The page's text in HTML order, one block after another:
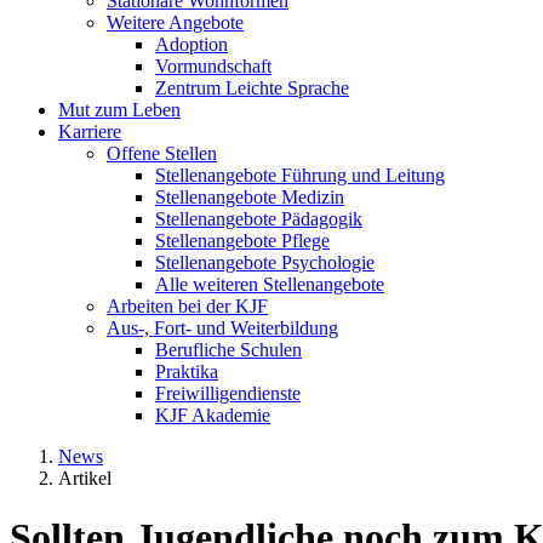
Weitere Angebote
Adoption
Vormundschaft
Zentrum Leichte Sprache
Mut zum Leben
Karriere
Offene Stellen
Stellenangebote Führung und Leitung
Stellenangebote Medizin
Stellenangebote Pädagogik
Stellenangebote Pflege
Stellenangebote Psychologie
Alle weiteren Stellenangebote
Arbeiten bei der KJF
Aus-, Fort- und Weiterbildung
Berufliche Schulen
Praktika
Freiwilligendienste
KJF Akademie
News
Artikel